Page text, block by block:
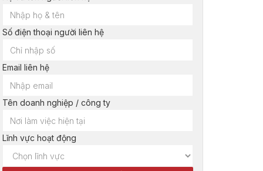
Số điện thoại người liên hệ
Email liên hệ
Tên doanh nghiệp / công ty
Lĩnh vực hoạt động